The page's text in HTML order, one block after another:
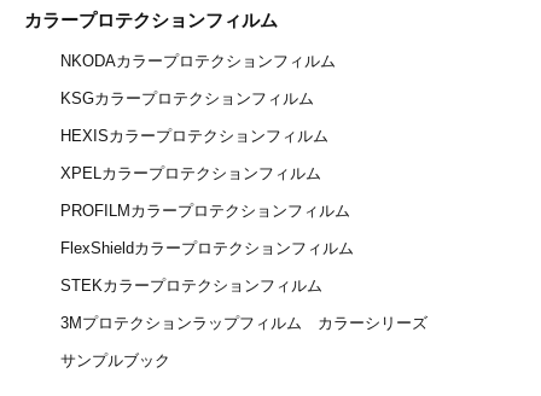
カラープロテクションフィルム
NKODAカラープロテクションフィルム
KSGカラープロテクションフィルム
HEXISカラープロテクションフィルム
XPELカラープロテクションフィルム
PROFILMカラープロテクションフィルム
FlexShieldカラープロテクションフィルム
STEKカラープロテクションフィルム
3Mプロテクションラップフィルム カラーシリーズ
サンプルブック